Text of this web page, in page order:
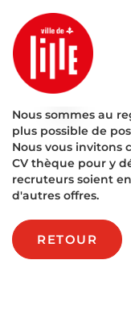
Nous sommes au
plus possible de
Nous vous invitons
CV thèque pour y
recruteurs soient
d'autres offres.
RETOUR